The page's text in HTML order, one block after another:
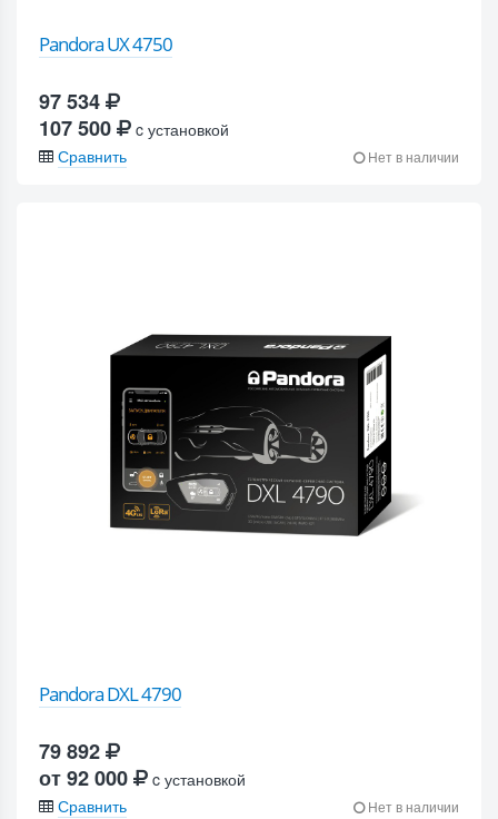
Pandora UX 4750
97 534
107 500
c установкой
Сравнить
Нет в наличии
Pandora DXL 4790
79 892
от 92 000
c установкой
Сравнить
Нет в наличии